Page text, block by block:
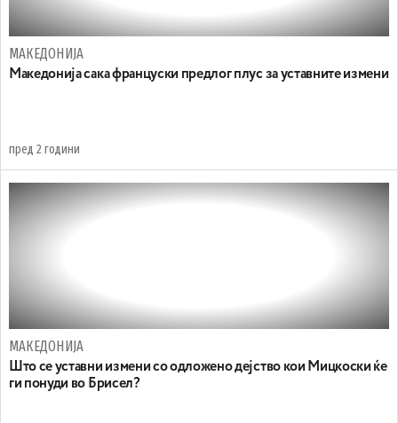
МАКЕДОНИЈА
Maкедонија сака француски предлог плус за уставните измени
пред 2 години
МАКЕДОНИЈА
Што се уставни измени со одложено дејство кои Мицкоски ќе
ги понуди во Брисел?